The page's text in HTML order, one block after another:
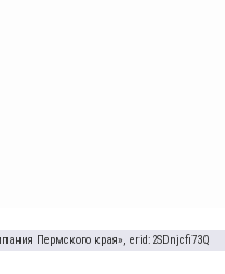
Пермского края», erid:2SDnjcfi73Q